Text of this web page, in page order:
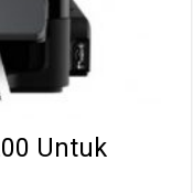
Untuk